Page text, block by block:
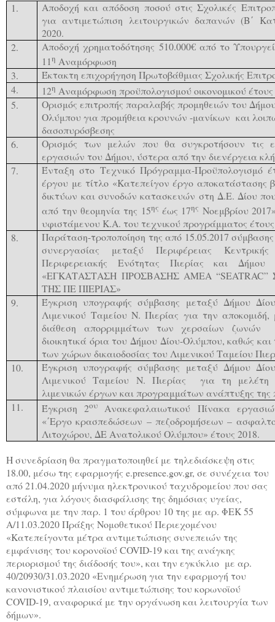
1.
Αποδοχή και απόδοση ποσού στις Σχολικές
για αντιμετώπιση λειτουργικών δαπανών (Β΄
2020.
2.
Αποδοχή χρηματοδότησης 510.000€ από το
11η Αναμόρφωση
3.
Έκτακτη επιχορήγηση Πρωτοβάθμιας Σχολικής
4.
12η Αναμόρφωση προϋπολογισμού οικονομικού έτους
5.
Ορισμός επιτροπής παραλαβής προμηθειών του
Ολύμπου για προμήθεια κρουνών -μανίκων και
δασοπυρόσβεσης
6.
Ορισμός των μελών που θα συγκροτήσουν τις
εργασιών του Δήμου, ύστερα από την διενέργεια
7.
Ένταξη στο Τεχνικό Πρόγραμμα-Προϋπολογισμό
έργου με τίτλο «Κατεπείγον έργο αποκατάστασης
δικτύων και συνοδών κατασκευών στη Δ.Ε. Δίου
από την θεομηνία της 15ης έως 17ης Νοεμβρίου
υφιστάμενου Κ.Α. του τεχνικού προγράμματος
8.
Παράταση-τροποποίηση της από 15.05.2017 σύμβασης
συνεργασίας μεταξύ Περιφέρειας Κεντρικής
Περιφερειακής Ενότητας Πιερίας και Δήμου
«ΕΓΚΑΤΑΣΤΑΣΗ ΠΡΟΣΒΑΣΗΣ ΑΜΕΑ “SEATRAC”
ΤΗΣ ΠΕ ΠΙΕΡΙΑΣ»
9.
Έγκριση υπογραφής σύμβασης μεταξύ Δήμου
Λιμενικού Ταμείου Ν. Πιερίας για την
διάθεση απορριμμάτων των χερσαίων ζωνών
διοικητικά όρια του Δήμου Δίου-Ολύμπου, καθώς και
των χώρων δικαιοδοσίας του Λιμενικού Ταμείου
10.
Έγκριση υπογραφής σύμβασης μεταξύ Δήμου
Λιμενικού Ταμείου Ν. Πιερίας για τη μελέτη
λιμενικών έργων και προγραμμάτων ανάπτυξης της
11.
Έγκριση 2ου Ανακεφαλαιωτικού Πίνακα
«΄Εργο κρασπεδώσεων – πεζοδρομήσεων –
Λιτοχώρου, ΔΕ Ανατολικού Ολύμπου» έτους 2018.
Η συνεδρίαση θα πραγματοποιηθεί με τηλεδιάσκεψη στις
18.00, μέσω της εφαρμογής e.presence.gov.gr, σε συνέχεια του
από 21.04.2020 μήνυμα ηλεκτρονικού ταχυδρομείου που σας
εστάλη, για λόγους διασφάλισης της δημόσιας υγείας,
σύμφωνα με την παρ. 1 του άρθρου 10 της με αρ. ΦΕΚ 55
Α/11.03.2020 Πράξης Νομοθετικού Περιεχομένου
«Κατεπείγοντα μέτρα αντιμετώπισης συνεπειών της
εμφάνισης του κορονοϊού COVID-19 και της ανάγκης
περιορισμού της διάδοσής του», και την εγκύκλιο με αρ.
40/20930/31.03.2020 «Ενημέρωση για την εφαρμογή του
κανονιστικού πλαισίου αντιμετώπισης του κορωνοϊού
COVID-19, αναφορικά με την οργάνωση και λειτουργία των
δήμων».